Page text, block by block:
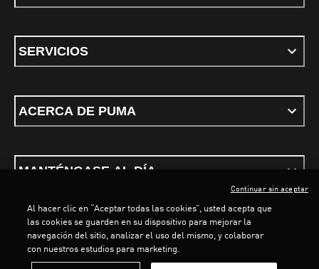
SERVICIOS
ACERCA DE PUMA
MANTÉNGASE AL DÍA
Términos y condicionesPolítica de Privacidad
Al hacer clic en “Aceptar todas las cookies”, usted acepta que
las cookies se guarden en su dispositivo para mejorar la
navegación del sitio, analizar el uso del mismo, y colaborar
con nuestros estudios para marketing.
Continuar sin aceptar